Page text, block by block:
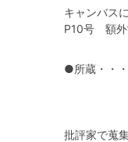
キャンバス
P10号 額外
●所蔵・・
批評家で蒐